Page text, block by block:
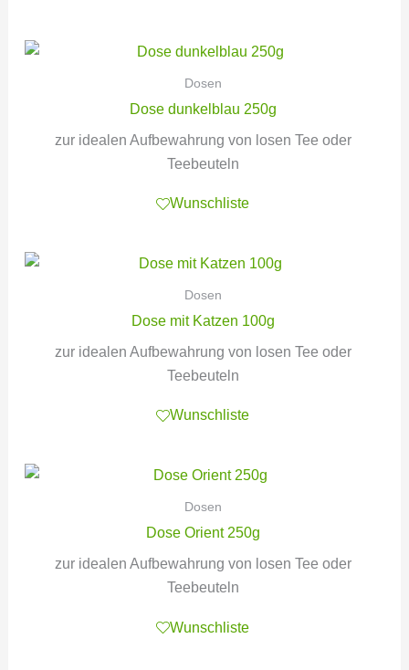
Dosen
Dose dunkelblau 250g
zur idealen Aufbewahrung von losen Tee oder
Teebeuteln
Wunschliste
Dosen
Dose mit Katzen 100g
zur idealen Aufbewahrung von losen Tee oder
Teebeuteln
Wunschliste
Dosen
Dose Orient 250g
zur idealen Aufbewahrung von losen Tee oder
Teebeuteln
Wunschliste